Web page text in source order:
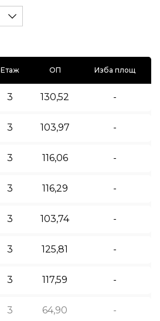
Етаж ОП Изба площ
3 130,52 -
3 103,97 -
3 116,06 -
3 116,29 -
3 103,74 -
3 125,81 -
3 117,59 -
3 64,90 -